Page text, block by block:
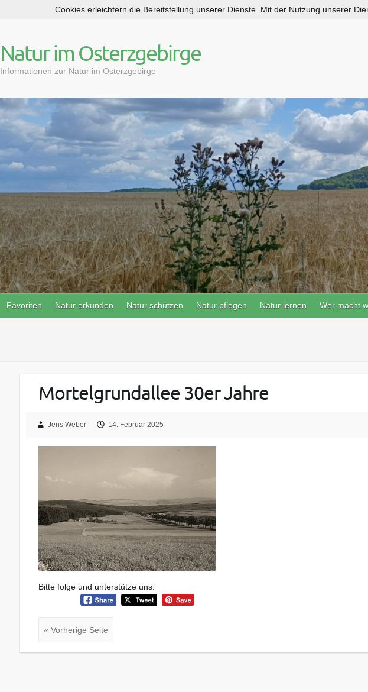
p
t
c
o
n
e
n
Natur im Osterzgebirge
Informationen zur Natur im Osterzgebirge
Favoriten Natur erkunden Natur schützen Natur pflegen Natur lernen Wer macht
Mortelgrundallee 30er Jahre
Jens Weber 14. Februar 2025
Bitte folge und unterstütze uns:
« Vorherige Seite
Cookies erleichtern die Bereitstellung unserer Dienste. Mit der Nutzung unserer